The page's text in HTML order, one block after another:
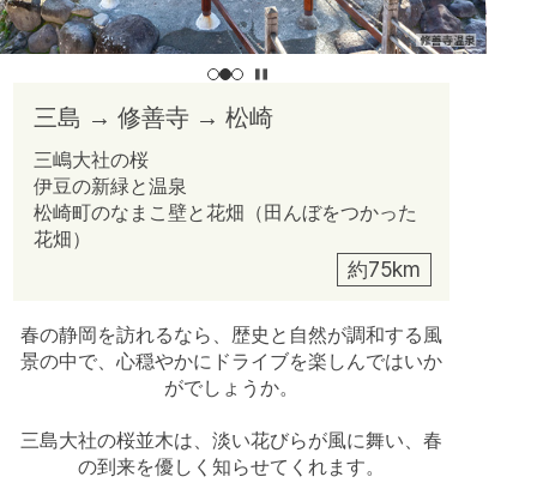
三島 → 修善寺 → 松崎
三嶋大社の桜
伊豆の新緑と温泉
松崎町のなまこ壁と花畑（田んぼをつかった
花畑）
約75km
春の静岡を訪れるなら、歴史と自然が調和する風
景の中で、心穏やかにドライブを楽しんではいか
がでしょうか。
三島大社の桜並木は、淡い花びらが風に舞い、春
の到来を優しく知らせてくれます。